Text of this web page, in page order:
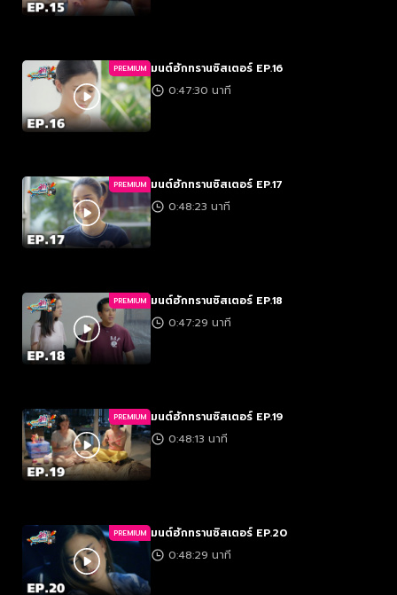
PREMIUM มนต์ฮักทรานซิสเตอร์ EP.16
0:47:30 นาที
PREMIUM มนต์ฮักทรานซิสเตอร์ EP.17
0:48:23 นาที
PREMIUM มนต์ฮักทรานซิสเตอร์ EP.18
0:47:29 นาที
PREMIUM มนต์ฮักทรานซิสเตอร์ EP.19
0:48:13 นาที
PREMIUM มนต์ฮักทรานซิสเตอร์ EP.20
0:48:29 นาที